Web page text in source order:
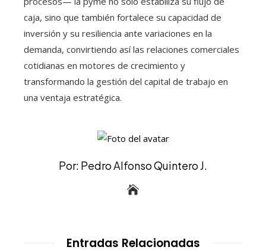
caja, sino que también fortalece su capacidad de
inversión y su resiliencia ante variaciones en la
demanda, convirtiendo así las relaciones comerciales
cotidianas en motores de crecimiento y
transformando la gestión del capital de trabajo en
una ventaja estratégica.
Por: Pedro Alfonso Quintero J.
Entradas Relacionadas